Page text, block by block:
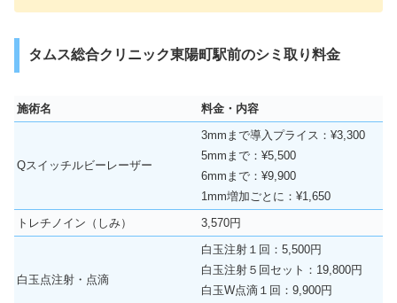
タムス総合クリニック東陽町駅前のシミ取り料金
施術名 料金・内容
Qスイッチルビーレーザー
3mmまで導入プライス：¥3,300
5mmまで：¥5,500
6mmまで：¥9,900
1mm増加ごとに：¥1,650
トレチノイン（しみ）
3,570円
白玉点注射・点滴
白玉注射１回：5,500円
白玉注射５回セット：19,800円
白玉W点滴１回：9,900円